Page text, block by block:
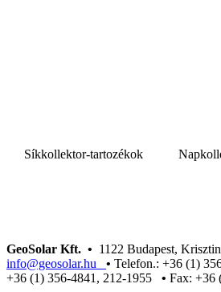
Síkkollektor-tartozékok
GeoSolar Kft. • 1122 Budapest,
info@geosolar.hu • Telefon.: +36 (1)
+36 (1) 356-4841, 212-1955 • Fax: +36